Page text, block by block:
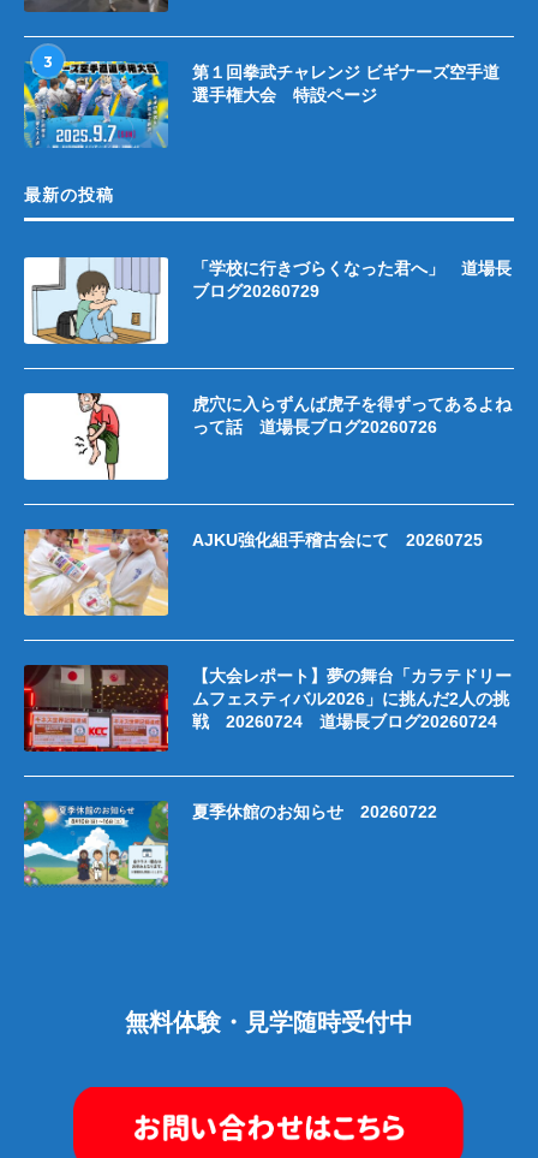
3
第１回拳武チャレンジ ビギナーズ空手道
選手権大会 特設ページ
最新の投稿
「学校に行きづらくなった君へ」 道場長
ブログ20260729
虎穴に入らずんば虎子を得ずってあるよね
って話 道場長ブログ20260726
AJKU強化組手稽古会にて 20260725
【大会レポート】夢の舞台「カラテドリー
ムフェスティバル2026」に挑んだ2人の挑
戦 20260724 道場長ブログ20260724
夏季休館のお知らせ 20260722
無料体験・見学随時受付中